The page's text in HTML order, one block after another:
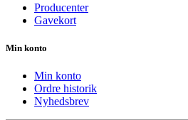
Producenter
Gavekort
Min konto
Min konto
Ordre historik
Nyhedsbrev